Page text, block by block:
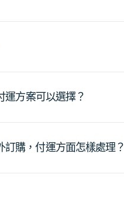
運方案可以選擇？
購，付運方面怎樣處理？